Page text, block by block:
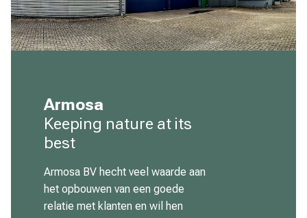
Armosa
Keeping nature at its
best
Armosa BV hecht veel waarde aan
het opbouwen van een goede
relatie met klanten en wil hen